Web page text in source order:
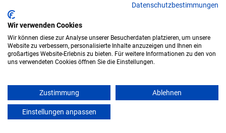
COMPUTIME Netzwerkservice GmbH
In Kooperation mit IU Duales Studium
(Internationale Hochschule)
bundesweit
Freie Plätze: 1
Datenschutzbestimmungen
Wir verwenden Cookies
Wir können diese zur Analyse unserer Besucherdaten platzieren, um unsere
Website zu verbessern, personalisierte Inhalte anzuzeigen und Ihnen ein
großartiges Website-Erlebnis zu bieten. Für weitere Informationen zu den von
uns verwendeten Cookies öffnen Sie die Einstellungen.
Zustimmung Ablehnen
Einstellungen anpassen